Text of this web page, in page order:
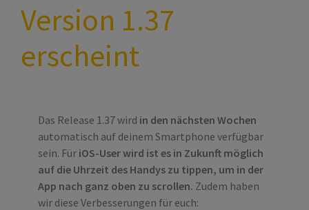
Version 1.37
erscheint
Das Release 1.37 wird in den nächsten Wochen
automatisch auf deinem Smartphone verfügbar
sein. Für iOS-User wird ist es in Zukunft möglich
auf die Uhrzeit des Handys zu tippen, um in der
App nach ganz oben zu scrollen. Zudem haben
wir diese Verbesserungen für euch: